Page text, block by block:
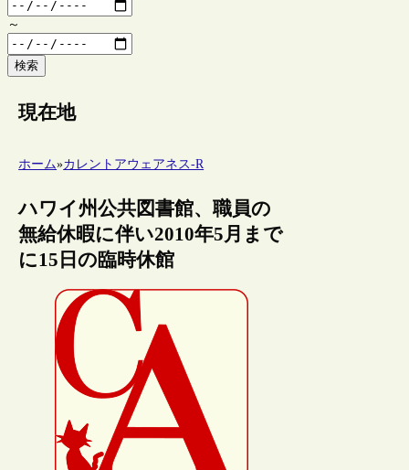
～
検索
現在地
ホーム»カレントアウェアネス-R
ハワイ州公共図書館、職員の
無給休暇に伴い2010年5月まで
に15日の臨時休館